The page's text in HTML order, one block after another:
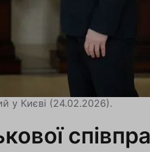
у Києві (24.02.2026).